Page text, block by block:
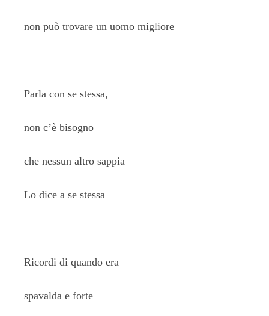
non può trovare un uomo migliore
Parla con se stessa,
non c’è bisogno
che nessun altro sappia
Lo dice a se stessa
Ricordi di quando era
spavalda e forte